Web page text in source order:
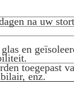
na uw
en
toegepast
enz.